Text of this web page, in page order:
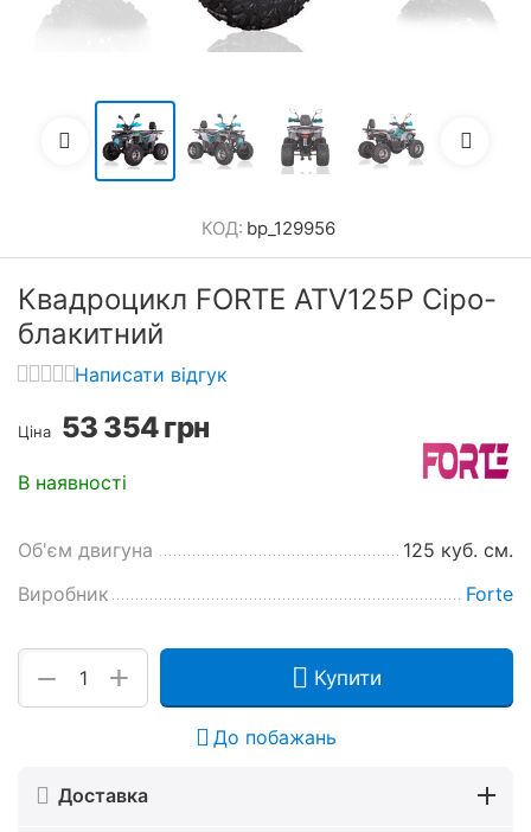
КОД: bp_129956
Квадроцикл FORTE ATV125P Cіро-
блакитний
Написати відгук
Ціна 53 354грн
В наявності
Об'єм двигуна
125 куб. см.
Виробник
Forte
+
− Купити
До побажань
Доставка